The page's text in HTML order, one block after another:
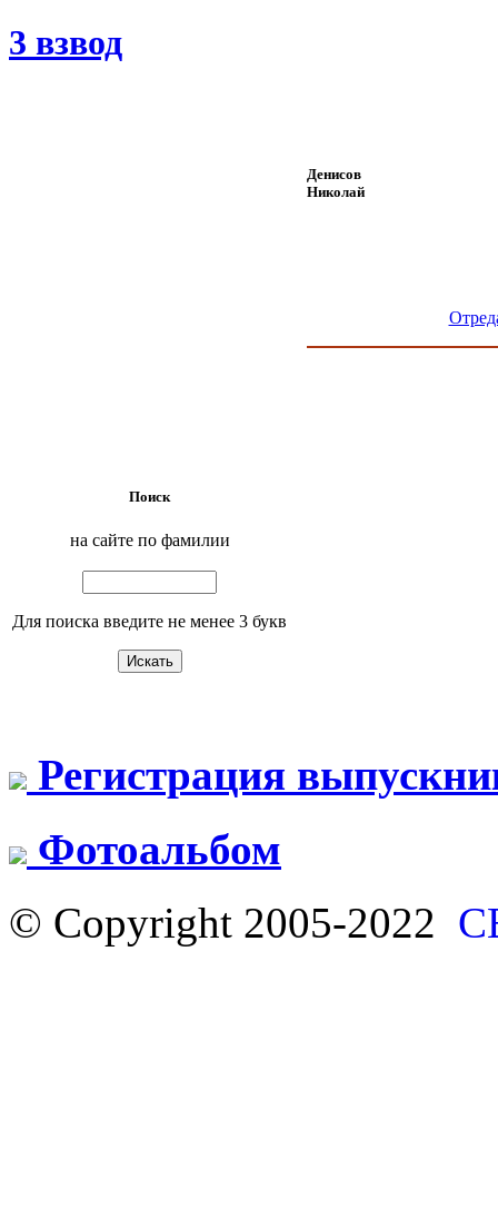
3 взвод
Денисов
Николай
Поиск
на сайте по фамилии
Для поиска введите не менее 3 букв
Регистрация
Фотоальбом
© Copyright 2005-2022